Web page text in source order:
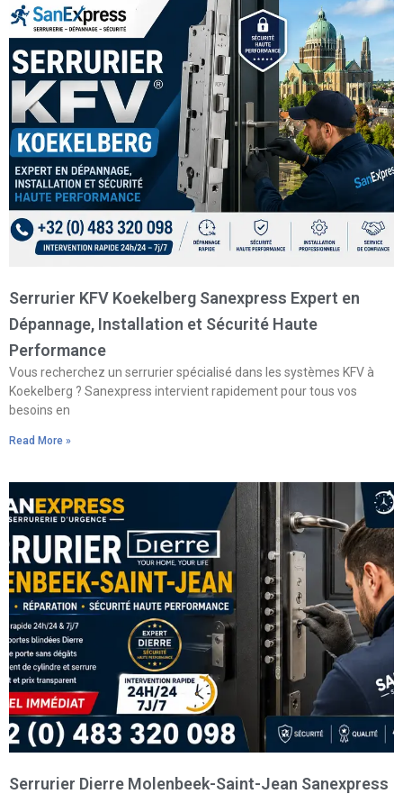
Serrurier KFV Koekelberg Sanexpress Expert en
Dépannage, Installation et Sécurité Haute
Performance
Vous recherchez un serrurier spécialisé dans les systèmes KFV à
Koekelberg ? Sanexpress intervient rapidement pour tous vos
besoins en
Read More »
Serrurier Dierre Molenbeek-Saint-Jean Sanexpress